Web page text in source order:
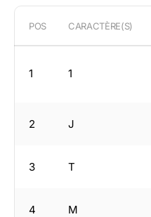
POS CARACTÈRE(S)
1 1
2 J
3 T
4 M